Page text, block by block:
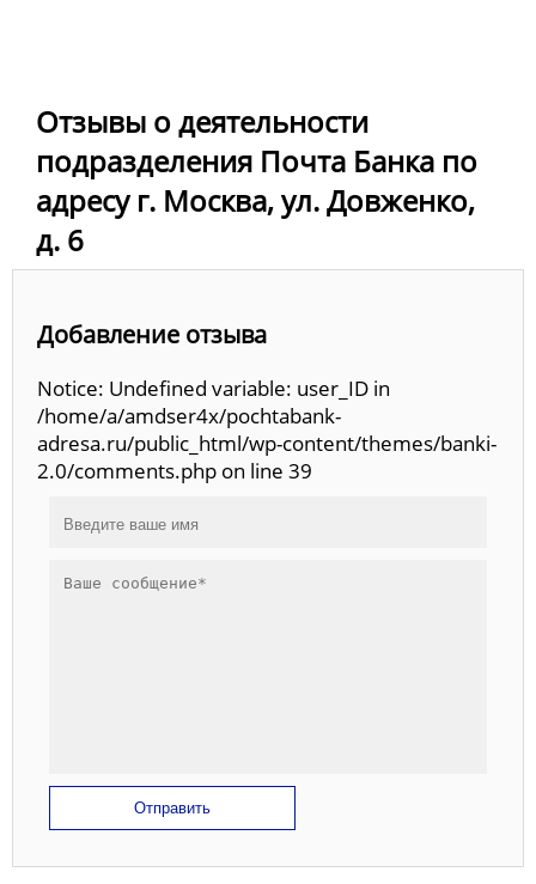
Отзывы о деятельности
подразделения Почта Банка по
адресу г. Москва, ул. Довженко,
д. 6
Добавление отзыва
Notice: Undefined variable: user_ID in
/home/a/amdser4x/pochtabank-
adresa.ru/public_html/wp-content/themes/banki-
2.0/comments.php on line 39
Отправить